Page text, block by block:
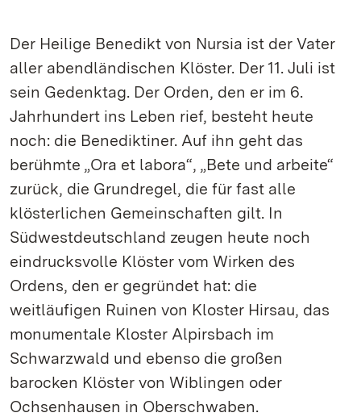
Der Heilige Benedikt von Nursia ist der Vater
aller abendländischen Klöster. Der 11. Juli ist
sein Gedenktag. Der Orden, den er im 6.
Jahrhundert ins Leben rief, besteht heute
noch: die Benediktiner. Auf ihn geht das
berühmte „Ora et labora“, „Bete und arbeite“
zurück, die Grundregel, die für fast alle
klösterlichen Gemeinschaften gilt. In
Südwestdeutschland zeugen heute noch
eindrucksvolle Klöster vom Wirken des
Ordens, den er gegründet hat: die
weitläufigen Ruinen von Kloster Hirsau, das
monumentale Kloster Alpirsbach im
Schwarzwald und ebenso die großen
barocken Klöster von Wiblingen oder
Ochsenhausen in Oberschwaben.